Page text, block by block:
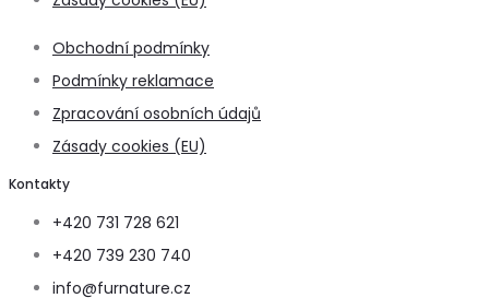
Obchodní podmínky
Podmínky reklamace
Zpracování osobních údajů
Zásady cookies (EU)
Kontakty
+420 731 728 621
+420 739 230 740
info@furnature.cz